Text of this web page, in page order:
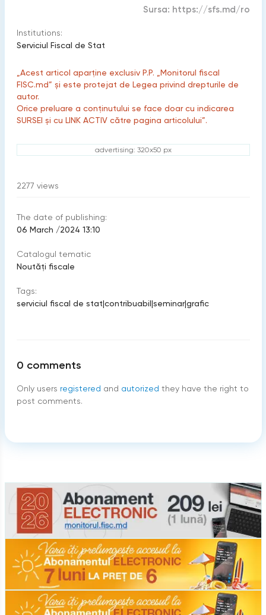
Sursa: https://sfs.md/ro
Institutions:
Serviciul Fiscal de Stat
„Acest articol aparține exclusiv P.P. „Monitorul fiscal
FISC.md” și este protejat de Legea privind drepturile de
autor.
Orice preluare a conținutului se face doar cu indicarea
SURSEI și cu LINK ACTIV către pagina articolului”.
advertising: 320x50 px
2277 views
The date of publishing:
06 March /2024 13:10
Catalogul tematic
Noutăți fiscale
Tags:
serviciul fiscal de stat|contribuabil|seminar|grafic
0 comments
Only users registered and autorized they have the right to
post comments.